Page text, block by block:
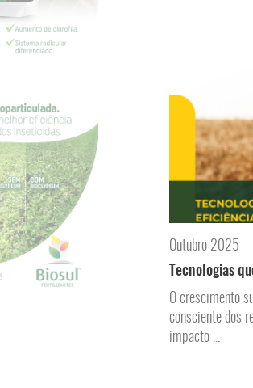
Outubro 2025
Tecnologias
O crescimento
consciente dos
impacto ...